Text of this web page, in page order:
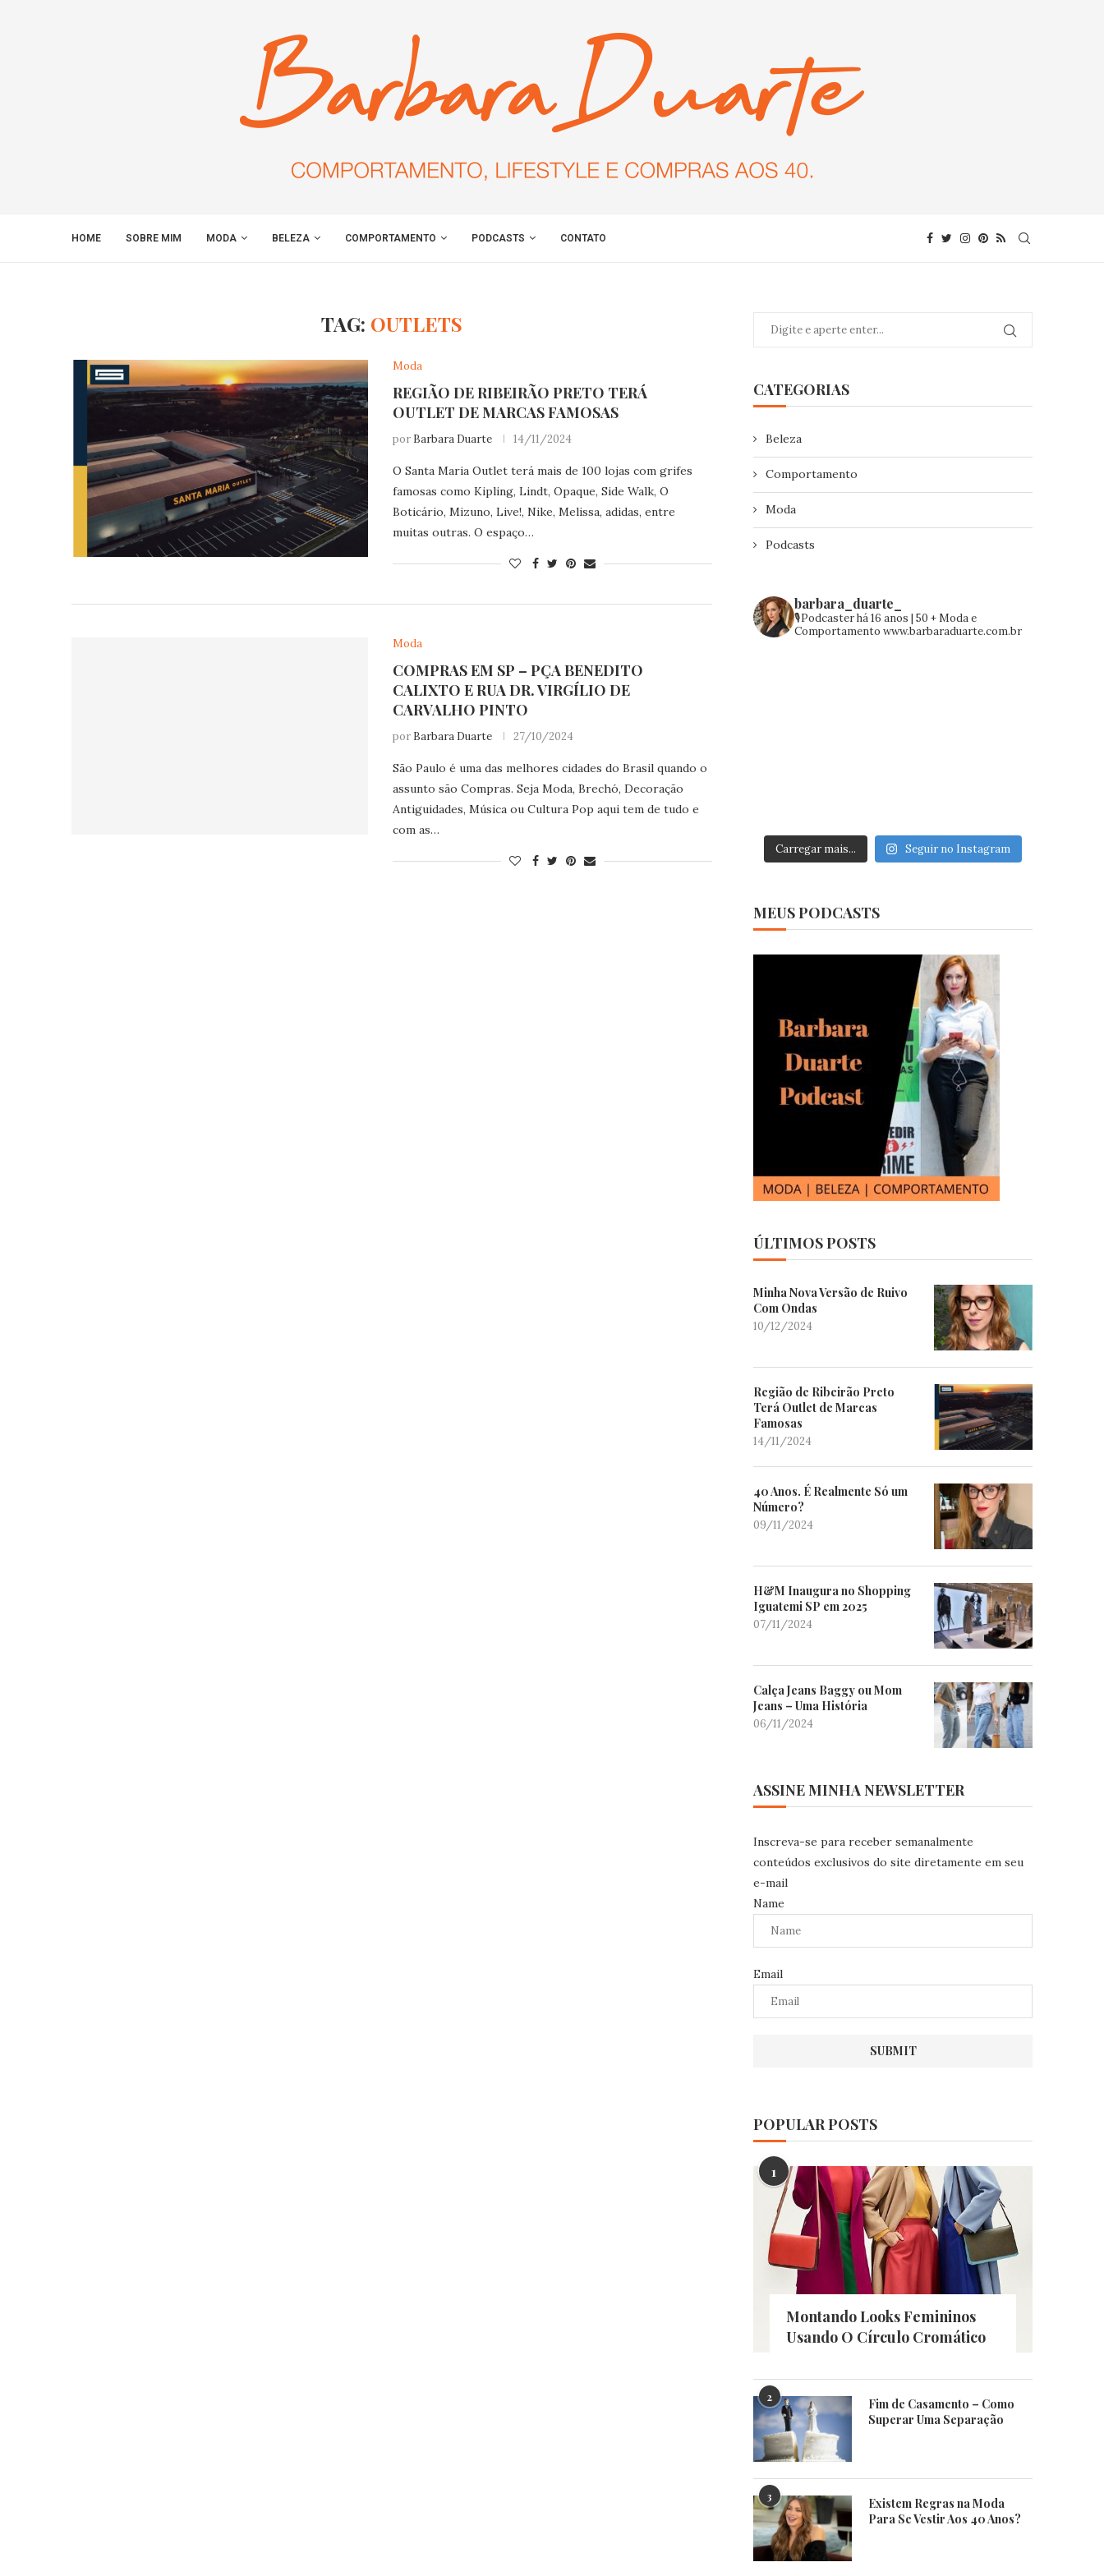
HOME SOBRE MIM MODA BELEZA COMPORTAMENTO PODCASTS CONTATO
TAG: OUTLETS
Moda
REGIÃO DE RIBEIRÃO PRETO TERÁ
OUTLET DE MARCAS FAMOSAS
por Barbara Duarte 14/11/2024
O Santa Maria Outlet terá mais de 100 lojas com grifes
famosas como Kipling, Lindt, Opaque, Side Walk, O
Boticário, Mizuno, Live!, Nike, Melissa, adidas, entre
muitas outras. O espaço…
Moda
COMPRAS EM SP – PÇA BENEDITO
CALIXTO E RUA DR. VIRGÍLIO DE
CARVALHO PINTO
por Barbara Duarte 27/10/2024
São Paulo é uma das melhores cidades do Brasil quando o
assunto são Compras. Seja Moda, Brechó, Decoração
Antiguidades, Música ou Cultura Pop aqui tem de tudo e
com as…
CATEGORIAS
Beleza
Comportamento
Moda
Podcasts
barbara_duarte_
🎙️Podcaster há 16 anos | 50 +Moda e
Comportamento www.barbaraduarte.com.br
Carregar mais... Seguir no Instagram
MEUS PODCASTS
ÚLTIMOS POSTS
Minha Nova Versão de Ruivo
Com Ondas
10/12/2024
Região de Ribeirão Preto
Terá Outlet de Marcas
Famosas
14/11/2024
40 Anos. É Realmente Só um
Número?
09/11/2024
H&M Inaugura no Shopping
Iguatemi SP em 2025
07/11/2024
Calça Jeans Baggy ou Mom
Jeans – Uma História
06/11/2024
ASSINE MINHA NEWSLETTER
Inscreva-se para receber semanalmente
conteúdos exclusivos do site diretamente em seu
e-mail
Name
Email
POPULAR POSTS
1
Montando Looks Femininos
Usando O Círculo Cromático
2
Fim de Casamento – Como
Superar Uma Separação
3
Existem Regras na Moda
Para Se Vestir Aos 40 Anos?